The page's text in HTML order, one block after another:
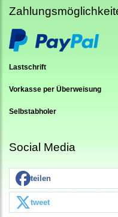
Lastschrift
Vorkasse per Überweisung
Selbstabholer
Social Media
teilen
tweet